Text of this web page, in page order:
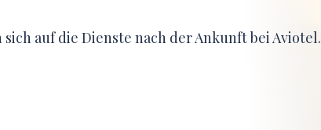
auf die Dienste nach der Ankunft bei Aviotel.